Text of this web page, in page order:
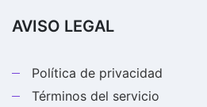
AVISO LEGAL
Política de privacidad
Términos del servicio